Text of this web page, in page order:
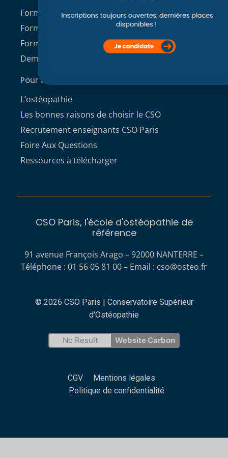
Formation initiale Post Bac
Formation professionnelle
Formation continue
Demande de dossier de candidature
Pour aller plus loin
L’ostéopathie
Les bonnes raisons de choisir le CSO
Recrutement enseignants CSO Paris
Foire Aux Questions
Ressources à télécharger
CSO Paris, l'école d'ostéopathie de
référence
91 avenue François Arago – 92000 NANTERRE –
Téléphone : 01 56 05 81 00 – Email : cso@osteo.fr
© 2026 CSO Paris | Conservatoire Supérieur
d'Ostéopathie
No Result Website Carbon
CGV
Mentions légales
Politique de confidentialité